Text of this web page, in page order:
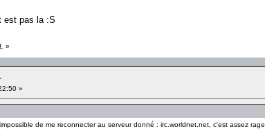
est pas la :S
»
»
de me reconnecter au serveur donné : irc.worldnet.net, c'est assez